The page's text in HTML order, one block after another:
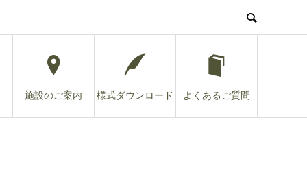
施設のご案内 様式ダウンロード よくあるご質問